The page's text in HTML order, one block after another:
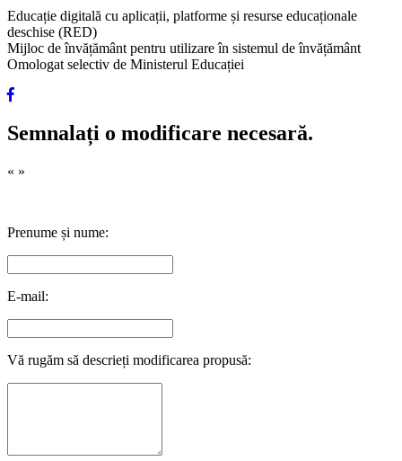
Educație digitală cu aplicații, platforme și resurse educaționale
deschise (RED)
Mijloc de învățământ pentru utilizare în sistemul de învățământ
Omologat selectiv de Ministerul Educației
Semnalați o modificare necesară.
« »
Prenume și nume:
E-mail:
Vă rugăm să descrieți modificarea propusă: